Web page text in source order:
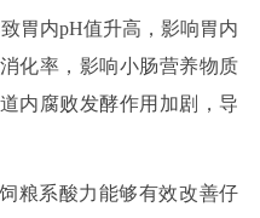
胃内pH值升高，影响胃内
化率，影响小肠营养物质
内腐败发酵作用加剧，导
粮系酸力能够有效改善仔